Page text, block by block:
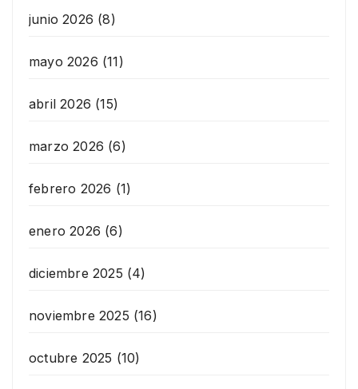
junio 2026 (8)
mayo 2026 (11)
abril 2026 (15)
marzo 2026 (6)
febrero 2026 (1)
enero 2026 (6)
diciembre 2025 (4)
noviembre 2025 (16)
octubre 2025 (10)